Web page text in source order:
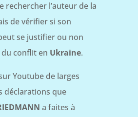
rechercher l’auteur de la
de vérifier si son
se justifier ou non
du conflit en Ukraine.
Youtube de larges
déclarations que
a faites à